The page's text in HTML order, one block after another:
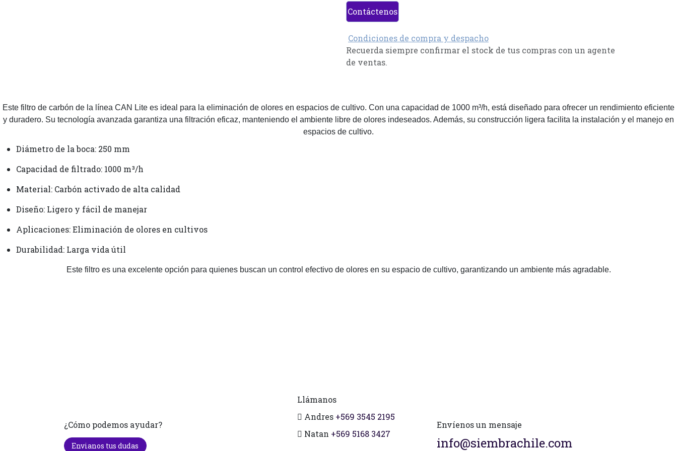
Contáctenos
Condiciones de compra y despacho
Recuerda siempre confirmar el stock de tus compras con un agente
de ventas.
Este filtro de carbón de la línea CAN Lite es ideal para la eliminación de olores en espacios de cultivo. Con una capacidad de 1000 m³/h, está diseñado para ofrecer un rendimiento eficiente
y duradero. Su tecnología avanzada garantiza una filtración eficaz, manteniendo el ambiente libre de olores indeseados. Además, su construcción ligera facilita la instalación y el manejo en
espacios de cultivo.
Diámetro de la boca: 250 mm
Capacidad de filtrado: 1000 m³/h
Material: Carbón activado de alta calidad
Diseño: Ligero y fácil de manejar
Aplicaciones: Eliminación de olores en cultivos
Durabilidad: Larga vida útil
Este filtro es una excelente opción para quienes buscan un control efectivo de olores en su espacio de cultivo, garantizando un ambiente más agradable.
¿Cómo podemos ayudar?
Envianos tus dudas
Llámanos
Andres +569 3545 2195
Natan +569 5168 3427
Envíenos un mensaje
info@siembrachile.com